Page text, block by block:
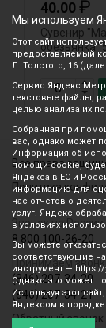
40.00₽
Сувенир
обезьянка"
Все права
Политика
Звонок по
8 800 100-26-20
Принимаем
(846) 207-34-20
(846) 207-34-21
Обратный звонок
Мы используем
Этот сайт
предоставляемый
Л. Толстого, 16
Сервис Яндекс
текстовые файлы,
целью анализа их
Собранная при
вас, однако может
Информация об
помощи cookie,
Яндекса в ЕС и
информацию для
нас отчетов о
услуг. Яндекс
в условиях
Вы можете
соответствующие
инструмент —
Однако это может
Используя этот
Яндексом в